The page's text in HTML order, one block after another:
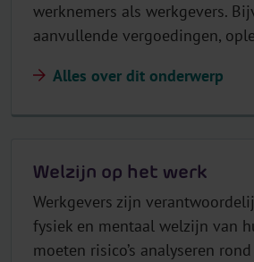
werknemers als werkgevers.
aanvullende vergoedingen,
Alles over dit onderwerp
Welzijn op het werk
Werkgevers zijn
fysiek en mentaal welzijn van
moeten risico’s analyseren